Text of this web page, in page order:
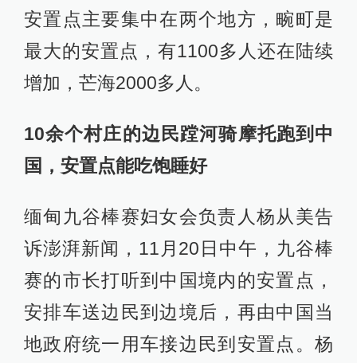
安置点主要集中在两个地方，畹町是
最大的安置点， 有1100多人还在陆续
增加 ， 芒海2000多人。
10余个村庄的边民蹚河骑摩托跑到中
国，安置点能吃饱睡好
缅甸九谷棒赛妇女会负责人杨从美告
诉澎湃新闻，11月20日中午，九谷棒
赛的市长打听到中国境内的安置点，
安排车送边民到边境后，再由中国当
地政府统一用车接边民到安置点。杨